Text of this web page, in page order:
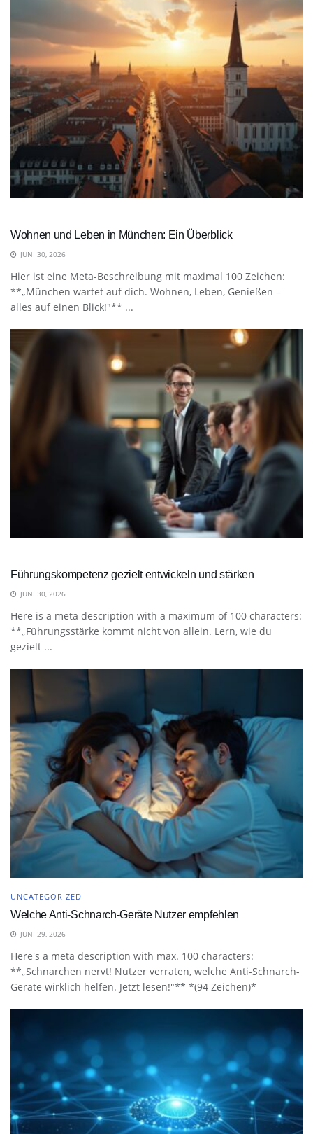
Wohnen und Leben in München: Ein Überblick
JUNI 30, 2026
Hier ist eine Meta-Beschreibung mit maximal 100 Zeichen:
**„München wartet auf dich. Wohnen, Leben, Genießen –
alles auf einen Blick!"** ...
Führungskompetenz gezielt entwickeln und stärken
JUNI 30, 2026
Here is a meta description with a maximum of 100 characters:
**„Führungsstärke kommt nicht von allein. Lern, wie du
gezielt ...
UNCATEGORIZED
Welche Anti-Schnarch-Geräte Nutzer empfehlen
JUNI 29, 2026
Here's a meta description with max. 100 characters:
**„Schnarchen nervt! Nutzer verraten, welche Anti-Schnarch-
Geräte wirklich helfen. Jetzt lesen!"** *(94 Zeichen)*